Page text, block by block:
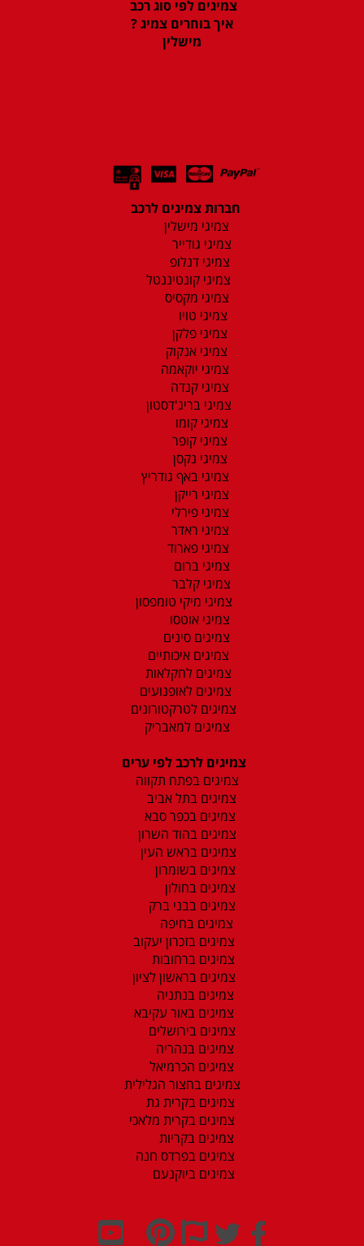
צמיגים לפי סוג רכב
איך בוחרים צמיג ?
מישלין
חברות צמיגים לרכב
צמיגי מישלין
צמיגי גודייר
צמיגי דנלופ
צמיגי קונטיננטל
צמיגי מקסיס
צמיגי טויו
צמיגי פלקן
צמיגי אנקוק
צמיגי יוקאמה
צמיגי קנדה
צמיגי בריג'דסטון
צמיגי קומו
צמיגי קופר
צמיגי נקסן
צמיגי באף גודריץ
צמיגי רייקן
צמיגי פירלי
צמיגי ראדר
צמיגי פארוד
צמיגי ברום
צמיגי קלבר
צמיגי מיקי טומפסון
צמיגי אוטסו
צמיגים סינים
צמיגים איכותיים
צמיגים לחקלאות
צמיגים לאופנועים
צמיגים לטרקטורונים
צמיגים למאבריק
צמיגים לרכב לפי ערים
צמיגים בפתח תקווה
צמיגים בתל אביב
צמיגים בכפר סבא
צמיגים בהוד השרון
צמיגים בראש העין
צמיגים בשומרון
צמיגים בחולון
צמיגים בבני ברק
צמיגים בחיפה
צמיגים בזכרון יעקוב
צמיגים ברחובות
צמיגים בראשון לציון
צמיגים בנתניה
צמיגים באור עקיבא
צמיגים בירושלים
צמיגים בנהריה
צמיגים הכרמיאל
צמיגים בחצור הגלילית
צמיגים בקרית גת
צמיגים בקרית מלאכי
צמיגים בקריות
צמיגים בפרדס חנה
צמיגים ביוקנעם